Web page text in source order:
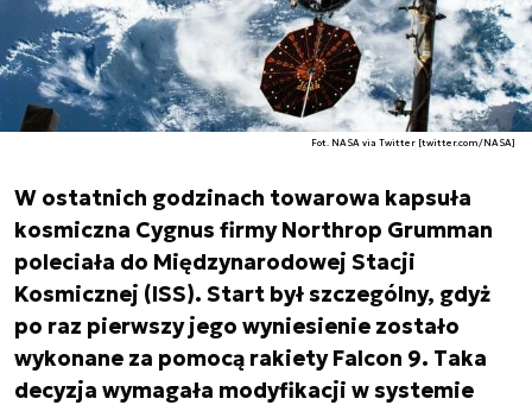
Fot. NASA via Twitter [twitter.com/NASA]
W ostatnich godzinach towarowa kapsuła
kosmiczna Cygnus firmy Northrop Grumman
poleciała do Międzynarodowej Stacji
Kosmicznej (ISS). Start był szczególny, gdyż
po raz pierwszy jego wyniesienie zostało
wykonane za pomocą rakiety Falcon 9. Taka
decyzja wymagała modyfikacji w systemie